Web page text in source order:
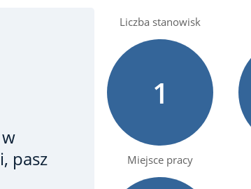
w
pasz
Liczba stanowisk
1
Miejsce pracy